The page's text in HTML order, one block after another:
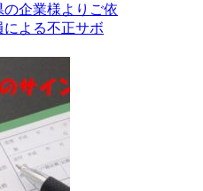
の企業様よりご依
よる不正サボ